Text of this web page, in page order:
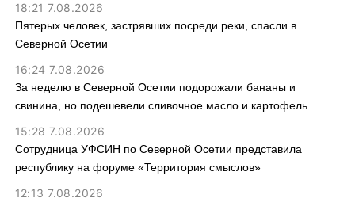
18:21 7.08.2026
Пятерых человек, застрявших посреди реки, спасли в
Северной Осетии
16:24 7.08.2026
За неделю в Северной Осетии подорожали бананы и
свинина, но подешевели сливочное масло и картофель
15:28 7.08.2026
Сотрудница УФСИН по Северной Осетии представила
республику на форуме «Территория смыслов»
12:13 7.08.2026